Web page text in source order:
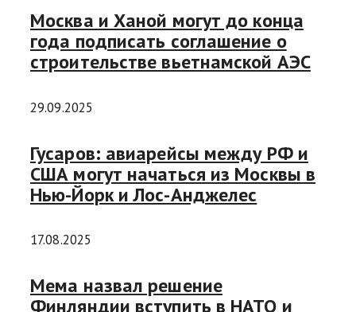
Москва и Ханой могут до конца
года подписать соглашение о
строительстве вьетнамской АЭС
29.09.2025
Гусаров: авиарейсы между РФ и
США могут начаться из Москвы в
Нью-Йорк и Лос-Анджелес
17.08.2025
Мема назвал решение
Финляндии вступить в НАТО и